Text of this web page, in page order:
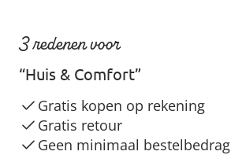
3 redenen voor
“Huis & Comfort”
Gratis kopen op rekening
Gratis retour
Geen minimaal bestelbedrag